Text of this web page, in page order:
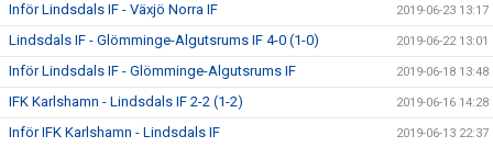
Inför Lindsdals IF - Växjö Norra IF 2019-06-23 13:17
Lindsdals IF - Glömminge-Algutsrums IF 4-0 (1-0) 2019-06-22 13:01
Inför Lindsdals IF - Glömminge-Algutsrums IF 2019-06-18 13:48
IFK Karlshamn - Lindsdals IF 2-2 (1-2) 2019-06-16 14:28
Inför IFK Karlshamn - Lindsdals IF 2019-06-13 22:37